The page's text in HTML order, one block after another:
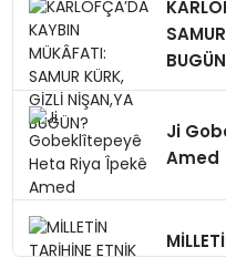
Ji
Amed